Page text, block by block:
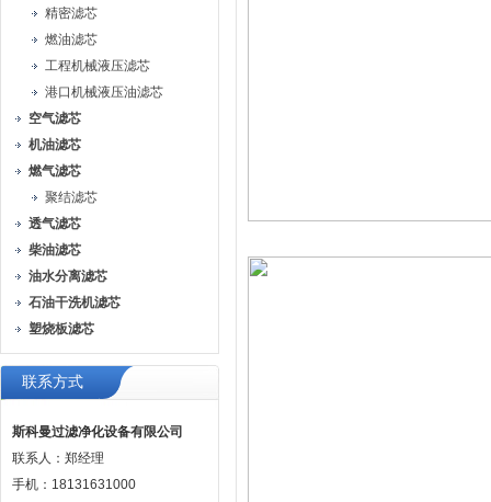
精密滤芯
燃油滤芯
工程机械液压滤芯
港口机械液压油滤芯
空气滤芯
机油滤芯
燃气滤芯
聚结滤芯
透气滤芯
柴油滤芯
油水分离滤芯
石油干洗机滤芯
塑烧板滤芯
联系方式
斯科曼过滤净化设备有限公司
联系人：郑经理
手机：18131631000